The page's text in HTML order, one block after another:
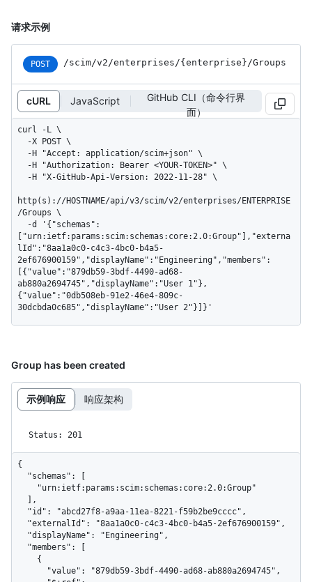
请求示例
POST /scim/v2 /enterprises /{enterprise} /Groups
cURL JavaScript
GitHub CLI（命令行界
面）
curl -L \
http(s)://HOSTNAME/api/v3/scim/v2/enterprises/ENTERPRISE
/Groups \
["urn:ietf:params:scim:schemas:core:2.0:Group"],"externa
lId":"8aa1a0c0-c4c3-4bc0-b4a5-
2ef676900159","displayName":"Engineering","members":
[{"value":"879db59-3bdf-4490-ad68-
ab880a2694745","displayName":"User 1"},
{"value":"0db508eb-91e2-46e4-809c-
30dcbda0c685","displayName":"User 2"}]}'
Group has been created
示例响应 响应架构
Status: 201
{